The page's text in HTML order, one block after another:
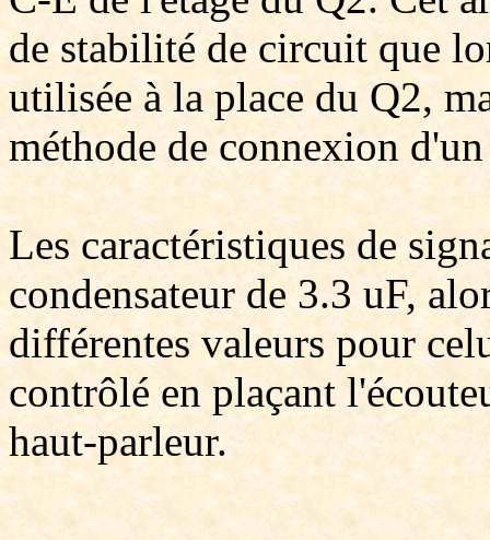
de stabilité de circuit que
utilisée à la place du Q2,
méthode de connexion
Les caractéristiques de
condensateur de 3.3 uF,
différentes valeurs pour
contrôlé en plaçant
haut-parleur.